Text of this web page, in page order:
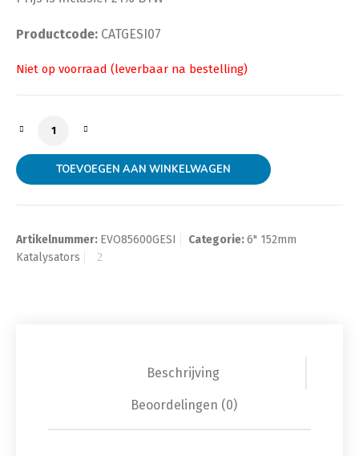
Productcode: CATGESI07
6" 152mm GESI G-Sport Gen2 1,200PK aantal
TOEVOEGEN AAN WINKELWAGEN
Artikelnummer: EVO85600GESI Categorie:6" 152mm
Katalysators
Beschrijving
Beoordelingen (0)